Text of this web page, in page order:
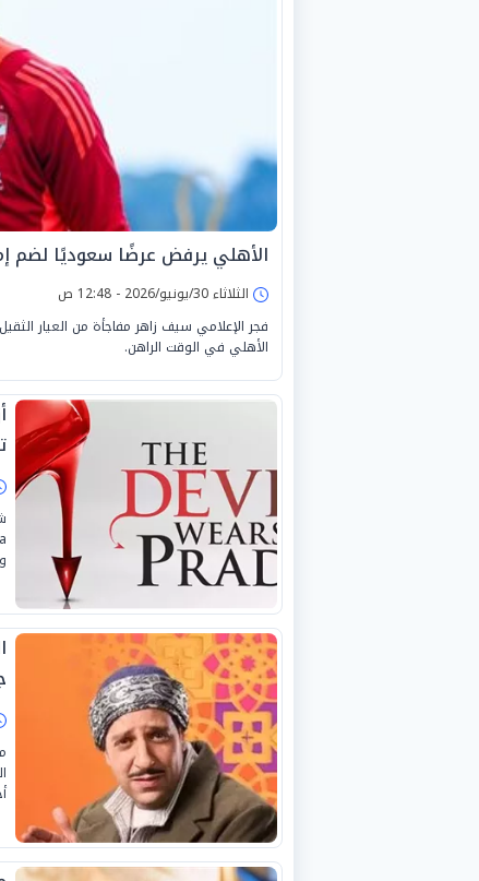
الأهلي يرفض عرضًا سعوديًا لضم
الثلاثاء 30/يونيو/2026 - 12:48 ص
فجر الإعلامي سيف زاهر مفاجأة من العيار
الأهلي في الوقت الراهن.